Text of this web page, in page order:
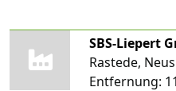
SBS-Liepert
Rastede,
Entfernung: